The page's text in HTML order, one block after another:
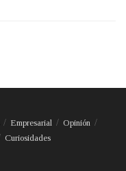
Empresarial
Opinión
Curiosidades